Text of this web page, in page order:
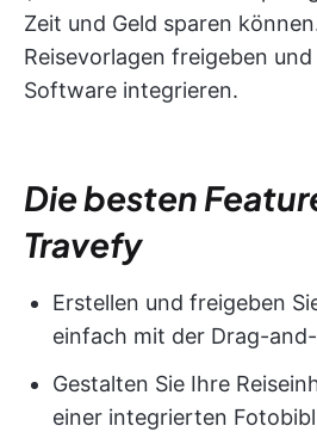
Zeit und Geld sparen
Reisevorlagen freigeben
Software integrieren.
Die besten
Travefy
Erstellen und freigeben
einfach mit der Drag-
Gestalten Sie Ihre
einer integrierten